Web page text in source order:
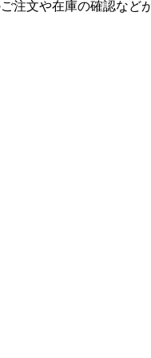
注文や在庫の確認など